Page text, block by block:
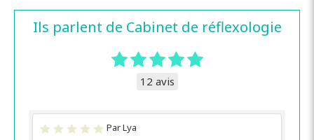
Ils parlent de Cabinet de réflexologie
12 avis
Par Lya